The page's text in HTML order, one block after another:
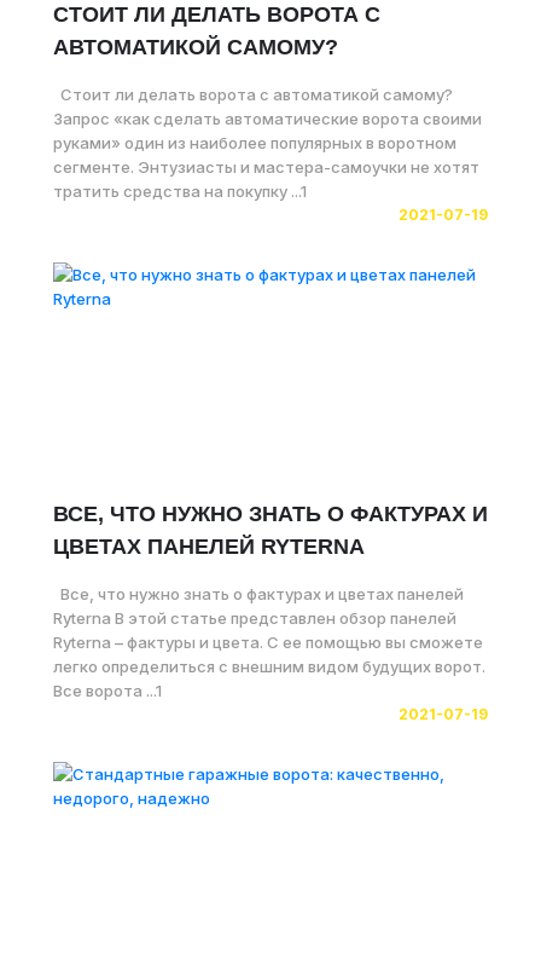
СТОИТ ЛИ ДЕЛАТЬ ВОРОТА С
АВТОМАТИКОЙ САМОМУ?
Стоит ли делать ворота с автоматикой самому?
Запрос «как сделать автоматические ворота своими
руками» один из наиболее популярных в воротном
сегменте. Энтузиасты и мастера-самоучки не хотят
тратить средства на покупку ...1
2021-07-19
ВСЕ, ЧТО НУЖНО ЗНАТЬ О ФАКТУРАХ И
ЦВЕТАХ ПАНЕЛЕЙ RYTERNA
Все, что нужно знать о фактурах и цветах панелей
Ryterna В этой статье представлен обзор панелей
Ryterna – фактуры и цвета. С ее помощью вы сможете
легко определиться с внешним видом будущих ворот.
Все ворота ...1
2021-07-19